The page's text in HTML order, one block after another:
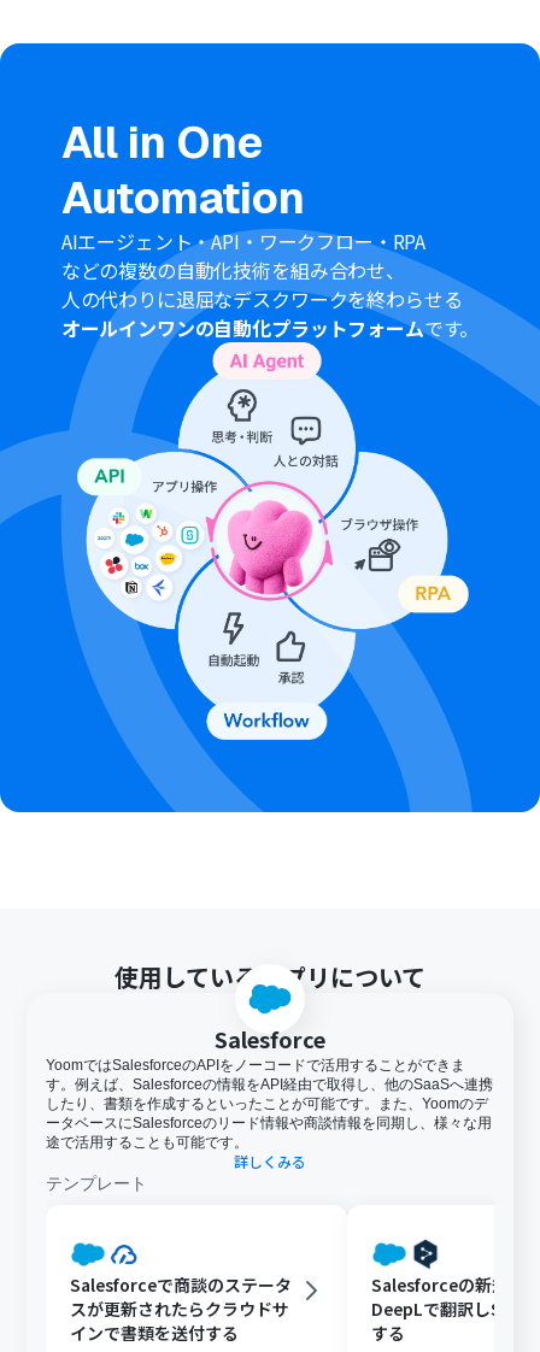
を任意で設定してください。
Salesforce、Google スプレッドシートのそれぞれと
Yoomを連携してください。
Salesforceはミニプラン以上でご利用いただけるアプリ
となっております。フリープラン・パーソナルプランの場
合は設定しているフローボットのオペレーションやデー
タコネクトはエラーとなりますので、ご注意ください。
パーソナルプラン・ミニプラン・チームプラン・サクセス
プランなどの有料プランは、2週間の無料トライアルを行
うことが可能です。無料トライアル中には制限対象のアプ
リを使用することができます。
トリガーは5分、10分、15分、30分、60分の間隔で起動
間隔を選択できます。
プランによって最短の起動間隔が異なりますので、ご注意
ください。
All in One
Automation
AIエージェント・API・ワークフロー・RPA
などの複数の自動化技術を組み合わせ、
人の代わりに退屈なデスクワークを終わらせる
オールインワンの自動化プラットフォームです。
使用しているアプリについて
Salesforce
YoomではSalesforceのAPIをノーコードで活用することができま
す。例えば、Salesforceの情報をAPI経由で取得し、他のSaaSへ連携
したり、書類を作成するといったことが可能です。また、Yoomのデ
ータベースにSalesforceのリード情報や商談情報を同期し、様々な用
途で活用することも可能です。
詳しくみる
テンプレート
Salesforceで商談のステータ
スが更新されたらクラウドサ
インで書類を送付する
Salesforceの新規リ
DeepLで翻訳しSlack
する